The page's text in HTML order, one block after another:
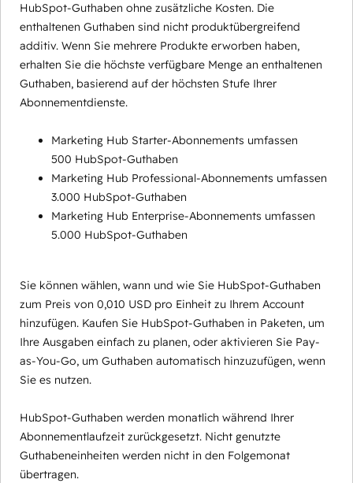
HubSpot-Guthaben ohne zusätzliche Kosten. Die
enthaltenen Guthaben sind nicht produktübergreifend
additiv. Wenn Sie mehrere Produkte erworben haben,
erhalten Sie die höchste verfügbare Menge an enthaltenen
Guthaben, basierend auf der höchsten Stufe Ihrer
Abonnementdienste.
Marketing Hub Starter-Abonnements umfassen
500 HubSpot-Guthaben
Marketing Hub Professional-Abonnements umfassen
3.000 HubSpot-Guthaben
Marketing Hub Enterprise-Abonnements umfassen
5.000 HubSpot-Guthaben
Sie können wählen, wann und wie Sie HubSpot-Guthaben
zum Preis von 0,010 USD pro Einheit zu Ihrem Account
hinzufügen. Kaufen Sie HubSpot-Guthaben in Paketen, um
Ihre Ausgaben einfach zu planen, oder aktivieren Sie Pay-
as-You-Go, um Guthaben automatisch hinzuzufügen, wenn
Sie es nutzen.
HubSpot-Guthaben werden monatlich während Ihrer
Abonnementlaufzeit zurückgesetzt. Nicht genutzte
Guthabeneinheiten werden nicht in den Folgemonat
übertragen.